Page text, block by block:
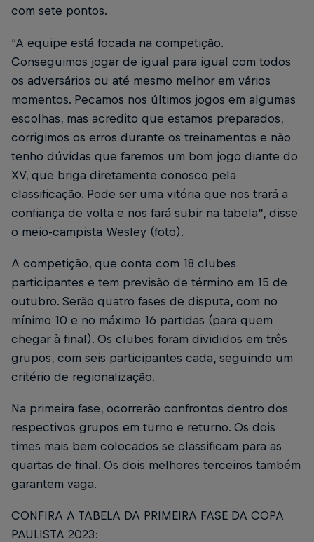
com sete pontos.
“A equipe está focada na competição.
Conseguimos jogar de igual para igual com todos
os adversários ou até mesmo melhor em vários
momentos. Pecamos nos últimos jogos em algumas
escolhas, mas acredito que estamos preparados,
corrigimos os erros durante os treinamentos e não
tenho dúvidas que faremos um bom jogo diante do
XV, que briga diretamente conosco pela
classificação. Pode ser uma vitória que nos trará a
confiança de volta e nos fará subir na tabela”, disse
o meio-campista Wesley (foto).
A competição, que conta com 18 clubes
participantes e tem previsão de término em 15 de
outubro. Serão quatro fases de disputa, com no
mínimo 10 e no máximo 16 partidas (para quem
chegar à final). Os clubes foram divididos em três
grupos, com seis participantes cada, seguindo um
critério de regionalização.
Na primeira fase, ocorrerão confrontos dentro dos
respectivos grupos em turno e returno. Os dois
times mais bem colocados se classificam para as
quartas de final. Os dois melhores terceiros também
garantem vaga.
CONFIRA A TABELA DA PRIMEIRA FASE DA COPA
PAULISTA 2023: